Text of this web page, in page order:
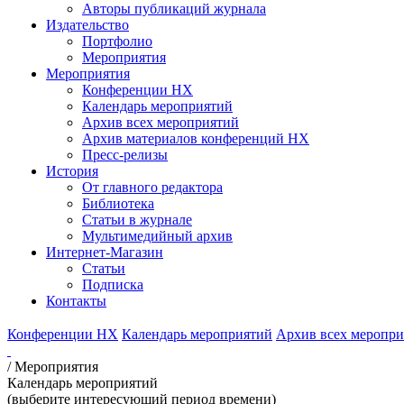
Авторы публикаций журнала
Издательство
Портфолио
Мероприятия
Мероприятия
Конференции НХ
Календарь мероприятий
Архив всех мероприятий
Архив материалов конференций НХ
Пресс-релизы
История
От главного редактора
Библиотека
Статьи в журнале
Мультимедийный архив
Интернет-Магазин
Статьи
Подписка
Контакты
Конференции НХ Календарь мероприятий Архив всех
/Мероприятия
Календарь мероприятий
(выберите интересующий период времени)